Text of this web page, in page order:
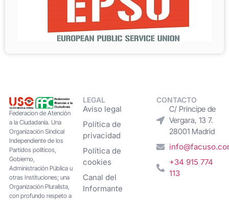
Federacion de Atención
a la Ciudadanía. Una
Organización Sindical
Independiente de los
Partidos políticos,
Gobierno,
Administración Pública u
otras Instituciones; una
Organización Pluralista,
con profundo respeto a
LEGAL
Aviso legal
Política de
privacidad
Política de
cookies
Canal del
Informante
CONTACTO
C/ Príncipe de
Vergara, 13 7.
28001 Madrid
+34 915 774
113